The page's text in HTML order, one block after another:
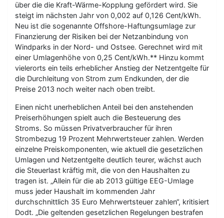
über die die Kraft-Wärme-Kopplung gefördert wird. Sie
steigt im nächsten Jahr von 0,002 auf 0,126 Cent/kWh.
Neu ist die sogenannte Offshore-Haftungsumlage zur
Finanzierung der Risiken bei der Netzanbindung von
Windparks in der Nord- und Ostsee. Gerechnet wird mit
einer Umlagenhöhe von 0,25 Cent/kWh.** Hinzu kommt
vielerorts ein teils erheblicher Anstieg der Netzentgelte für
die Durchleitung von Strom zum Endkunden, der die
Preise 2013 noch weiter nach oben treibt.
Einen nicht unerheblichen Anteil bei den anstehenden
Preiserhöhungen spielt auch die Besteuerung des
Stroms. So müssen Privatverbraucher für ihren
Strombezug 19 Prozent Mehrwertsteuer zahlen. Werden
einzelne Preiskomponenten, wie aktuell die gesetzlichen
Umlagen und Netzentgelte deutlich teurer, wächst auch
die Steuerlast kräftig mit, die von den Haushalten zu
tragen ist. „Allein für die ab 2013 gültige EEG-Umlage
muss jeder Haushalt im kommenden Jahr
durchschnittlich 35 Euro Mehrwertsteuer zahlen“, kritisiert
Dodt. „Die geltenden gesetzlichen Regelungen bestrafen